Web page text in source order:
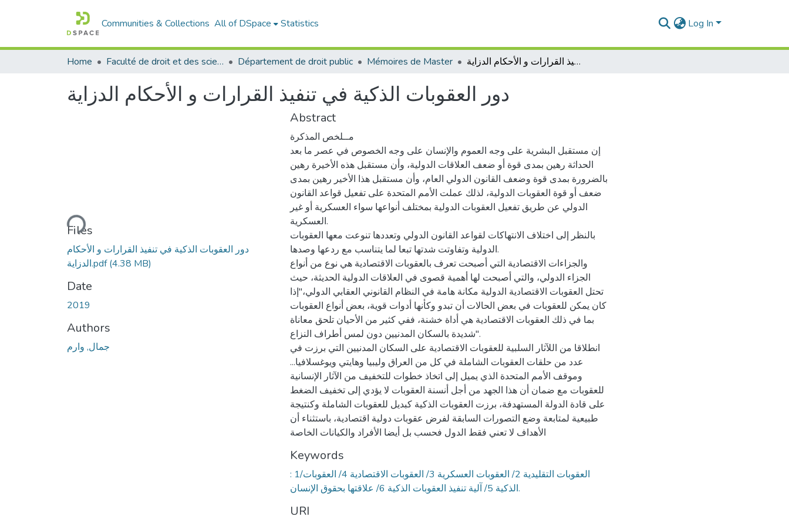
Communities & Collections All of DSpace Statistics Log In
Home Faculté de droit et des sciences politiques Département de droit public Mémoires de Master دور العقوبات الذكية في تنفيذ القرارات و الأحكام الدزاية
دور العقوبات الذكية في تنفيذ القرارات و الأحكام الدزاية
Loading...
Files
دور العقوبات الذكية في تنفيذ القرارات و الأحكام
الدزاية.pdf(4.38 MB)
Date
2019
Authors
جمال, وارم
Abstract
مــلخص المذكرة
إن مستقبل البشرية على وجه العموم والإنسان على وجه الخصوص في عصر ما بعد
الحداثة رهين بمدى قوة أو ضعف العلاقات الدولية، وأن مستقبل هذه الأخيرة رهين
بالضرورة بمدى قوة وضعف القانون الدولي العام، وأن مستقبل هذا الأخير رهين بمدى
ضعف أو قوة العقوبات الدولية، لذلك عملت الأمم المتحدة على تفعيل قواعد القانون
الدولي عن طريق تفعيل العقوبات الدولية بمختلف أنواعها سواء العسكرية أو غير
العسكرية.
بالنظر إلى اختلاف الانتهاكات لقواعد القانون الدولي وتعددها تنوعت معها العقوبات
الدولية وتفاوتت شدتها تبعا لما يتناسب مع ردعها وصدها.
والجزاءات الاقتصادية التي أصبحت تعرف بالعقوبات الاقتصادية هي نوع من أنواع
الجزاء الدولي، والتي أصبحت لها أهمية قصوى في العلاقات الدولية الحديثة، حيث
تحتل العقوبات الاقتصادية الدولية مكانة هامة في النظام القانوني العقابي الدولي،"إذا
كان يمكن للعقوبات في بعض الحالات أن تبدو وكأنها أدوات قوية، بعض أنواع العقوبات
بما في ذلك العقوبات الاقتصادية هي أداة خشنة، ففي كثير من الأحيان تلحق معاناة
شديدة بالسكان المدنيين دون لمس أطراف النزاع".
انطلاقا من اللآثار السلبية للعقوبات الاقتصادية على السكان المدنيين التي برزت في
عدد من حلقات العقوبات الشاملة في كل من العراق وليبيا وهايتي ويوغسلافيا...
وموقف الأمم المتحدة الذي يميل إلى اتخاذ خطوات للتخفيف من الآثار الإنسانية
للعقوبات مع ضمان أن هذا الجهد من أجل أنسنة العقوبات لا يؤدي إلى تخفيف الضغط
على قادة الدولة المستهدفة، برزت العقوبات الذكية كبديل للعقوبات الشاملة وكنتيجة
طبيعية لمتابعة وضع التصورات السابقة لفرض عقوبات دولية اقتصادية، باستثناء أن
الأهداف لا تعني فقط الدول فحسب بل أيضا الأفراد والكيانات الخاصة
Keywords
: 1/العقوبات التقليدية 2/ العقوبات العسكرية 3/ العقوبات الاقتصادية 4/ العقوبات
الذكية 5/ آلية تنفيذ العقوبات الذكية 6/ علاقتها بحقوق الإنسان.
URI